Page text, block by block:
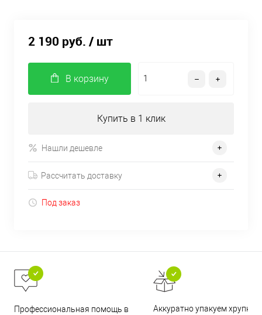
2 190 руб. / шт
В корзину
Купить в 1 клик
Нашли дешевле
Рассчитать доставку
Под заказ
Профессиональная помощь в
Аккуратно упакуем хрупкие